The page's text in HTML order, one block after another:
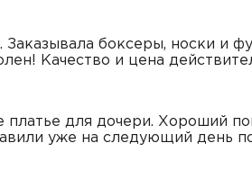
боксеры, носки и
Качество и цена
платье для дочери. Хороший
уже на следующий день